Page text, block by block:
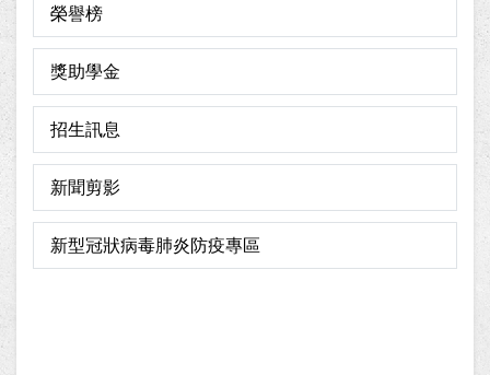
榮譽榜
獎助學金
招生訊息
新聞剪影
新型冠狀病毒肺炎防疫專區